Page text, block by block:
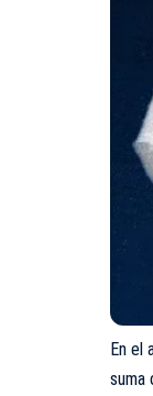
En el
suma